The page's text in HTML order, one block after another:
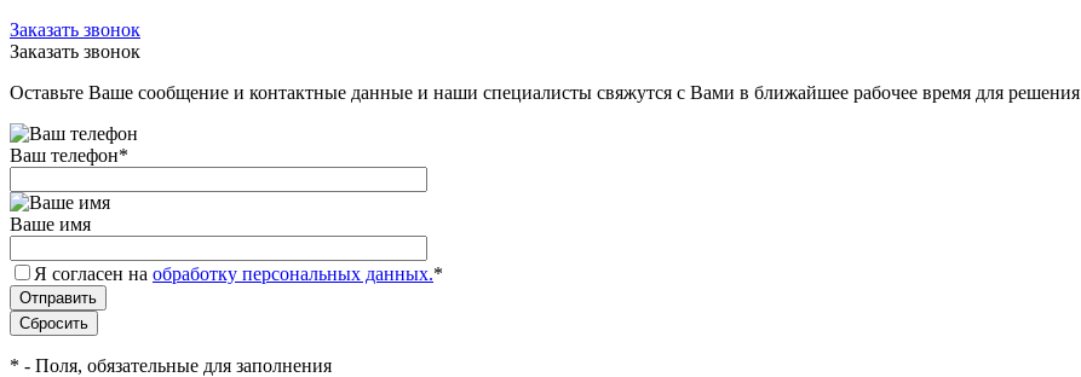
Заказать звонок
Заказать звонок
Оставьте Ваше сообщение и контактные данные и наши специалисты свяжутся с Вами в ближайшее рабочее время для
Ваш телефон*
Ваше имя
Я согласен на обработку персональных данных.*
* - Поля, обязательные для заполнения